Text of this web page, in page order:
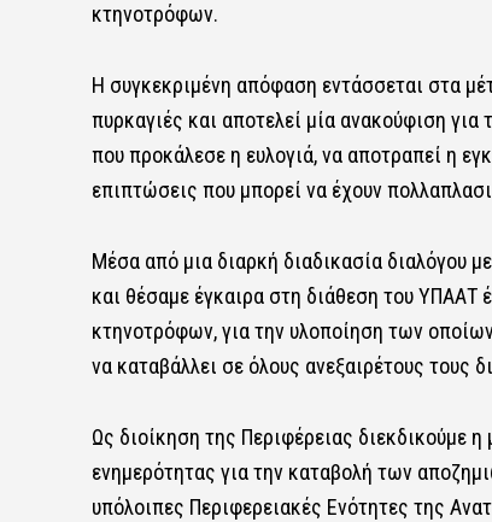
κτηνοτρόφων.
Η συγκεκριμένη απόφαση εντάσσεται στα
πυρκαγιές και αποτελεί μία ανακούφιση
που προκάλεσε η ευλογιά, να αποτραπεί η
επιπτώσεις που μπορεί να έχουν
Μέσα από μια διαρκή διαδικασία
και θέσαμε έγκαιρα στη διάθεση του
κτηνοτρόφων, για την υλοποίηση των
να καταβάλλει σε όλους ανεξαιρέτους τους
Ως διοίκηση της Περιφέρειας διεκδικούμε
ενημερότητας για την καταβολή των
υπόλοιπες Περιφερειακές Ενότητες της